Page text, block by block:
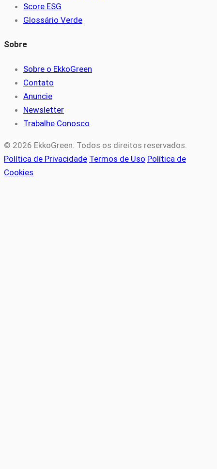
Score ESG
Glossário Verde
Sobre
Sobre o EkkoGreen
Contato
Anuncie
Newsletter
Trabalhe Conosco
© 2026 EkkoGreen. Todos os direitos reservados.
Política de Privacidade Termos de Uso Política de
Cookies